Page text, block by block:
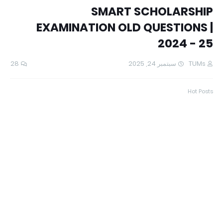
SMART SCHOLARSHIP
EXAMINATION OLD QUESTIONS |
2024 - 25
TUMs سبتمبر 24, 2025 28
Hot Posts